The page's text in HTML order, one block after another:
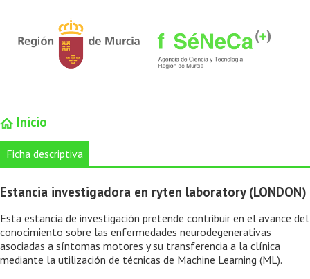
Inicio
Ficha descriptiva
Estancia investigadora en ryten laboratory (LONDON)
Esta estancia de investigación pretende contribuir en el avance del
conocimiento sobre las enfermedades neurodegenerativas
asociadas a síntomas motores y su transferencia a la clínica
mediante la utilización de técnicas de Machine Learning (ML).